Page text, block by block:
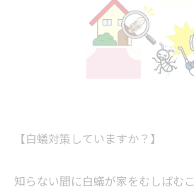
【白蟻対策していますか？】
知らない間に白蟻が家をむしばむ